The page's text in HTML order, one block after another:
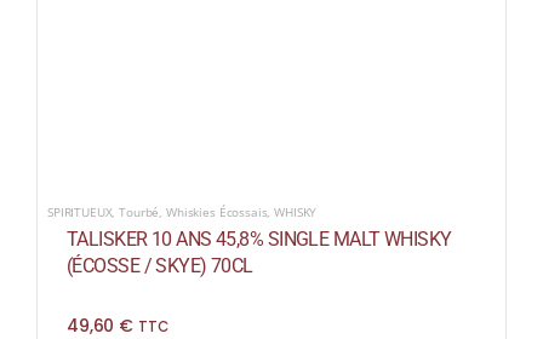
SPIRITUEUX ,Tourbé Whiskies Écossais ,WHISKY
TALISKER 10 ANS 45,8% SINGLE MALT WHISKY
(ÉCOSSE / SKYE) 70CL
49,60 € TTC